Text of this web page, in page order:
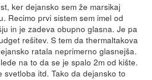
ker dejansko sem že marsikaj
Recimo prvi sistem sem imel od
in je zadeva obupno glasna. Je pa
rešitev. S tem da thermaltakova
ratala neprimerno glasnejša.
na to da se je spalo 2m od kište.
svetloba itd. Tako da dejansko to